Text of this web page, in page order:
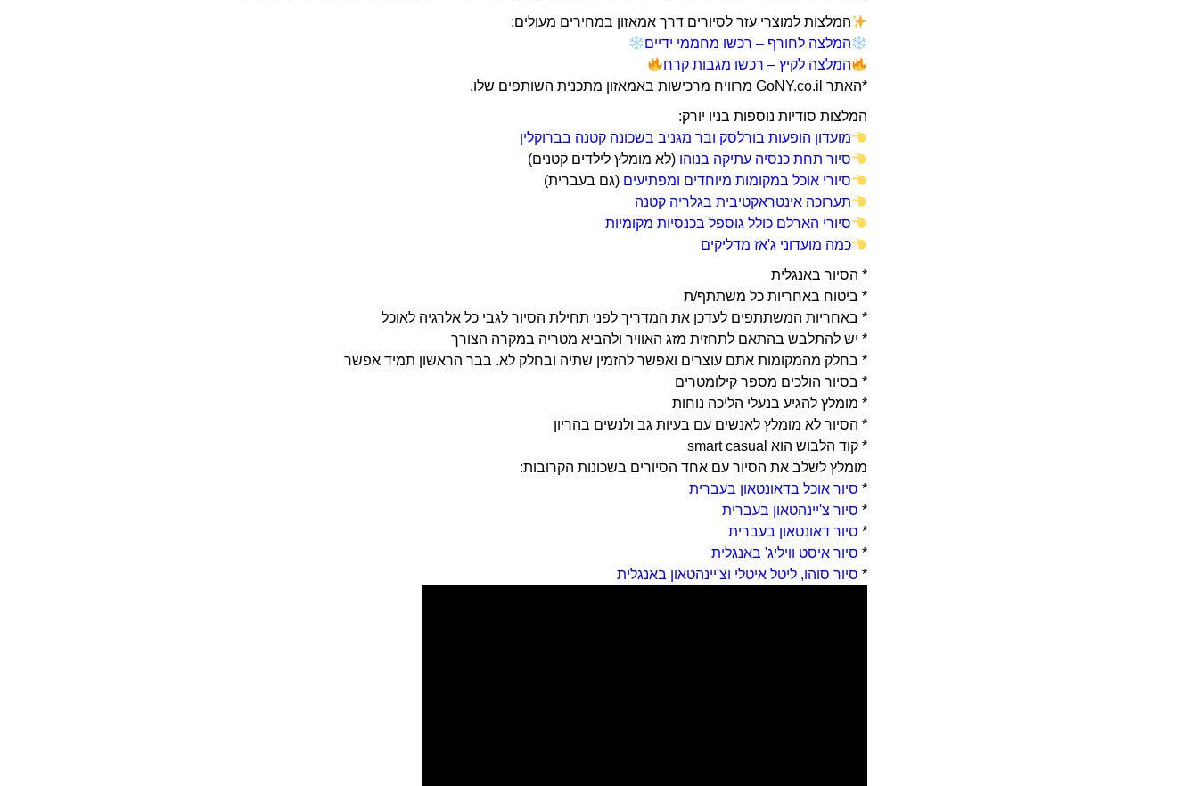
המלצות למוצרי עזר לסיורים דרך אמאזון במחירים מעולים:
המלצה לחורף – רכשו מחממי ידיים
המלצה לקיץ – רכשו מגבות קרח
*האתר GoNY.co.il מרוויח מרכישות באמאזון מתכנית השותפים שלו.
המלצות סודיות נוספות בניו יורק:
מועדון הופעות בורלסק ובר מגניב בשכונה קטנה בברוקלין
סיור תחת כנסיה עתיקה בנוהו (לא מומלץ לילדים קטנים)
סיורי אוכל במקומות מיוחדים ומפתיעים (גם בעברית)
תערוכה אינטראקטיבית בגלריה קטנה
סיורי הארלם כולל גוספל בכנסיות מקומיות
כמה מועדוני ג'אז מדליקים
* הסיור באנגלית
* ביטוח באחריות כל משתתף/ת
* באחריות המשתתפים לעדכן את המדריך לפני תחילת הסיור לגבי כל אלרגיה לאוכל
* יש להתלבש בהתאם לתחזית מזג האוויר ולהביא מטריה במקרה הצורך
* בחלק מהמקומות אתם עוצרים ואפשר להזמין שתיה ובחלק לא. בבר הראשון תמיד אפשר
* בסיור הולכים מספר קילומטרים
* מומלץ להגיע בנעלי הליכה נוחות
* הסיור לא מומלץ לאנשים עם בעיות גב ולנשים בהריון
* קוד הלבוש הוא smart casual
מומלץ לשלב את הסיור עם אחד הסיורים בשכונות הקרובות:
* סיור אוכל בדאונטאון בעברית
* סיור צ'יינהטאון בעברית
* סיור דאונטאון בעברית
* סיור איסט וויליג' באנגלית
* סיור סוהו, ליטל איטלי וצ'יינהטאון באנגלית